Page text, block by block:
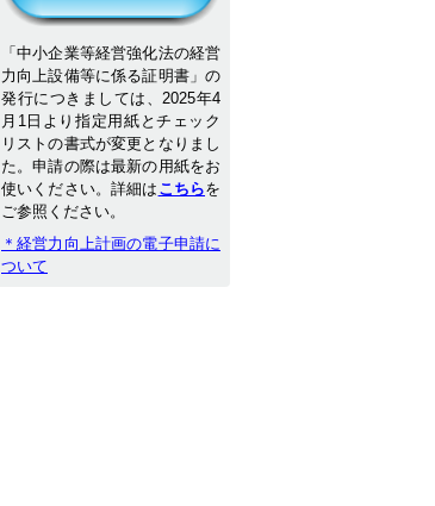
「中小企業等経営強化法の経営
力向上設備等に係る証明書」の
発行につきましては、2025年4
月1日より指定用紙とチェック
リストの書式が変更となりまし
た。申請の際は最新の用紙をお
使いください。詳細は こちらを
ご参照ください。
＊経営力向上計画の電子申請に
ついて